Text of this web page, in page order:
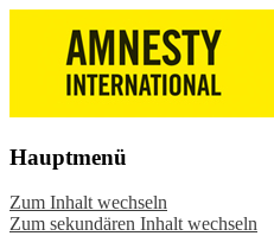
Amnesty
Wiesbaden –
Gruppentreffen
Die Wiesbadener
stellen sich vor,
Veranstaltungen und
Mitmachen – online
Sei dabei.
Hauptmenü
Zum Inhalt wechseln
Zum sekundären Inhalt wechseln